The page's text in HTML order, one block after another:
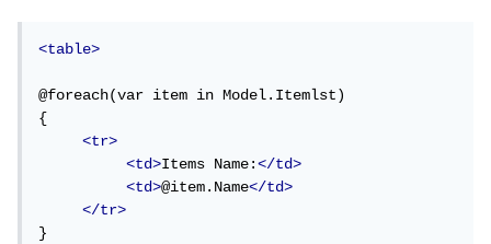
<table>
@foreach(var item in Model.Itemlst)
{
<tr>
<td>Items Name:</td>
<td>@item.Name</td>
</tr>
}